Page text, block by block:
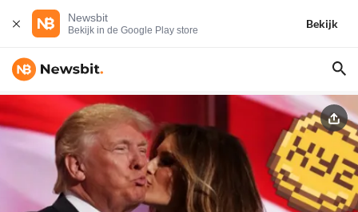
Newsbit
Bekijk in de Google Play store
Bekijk